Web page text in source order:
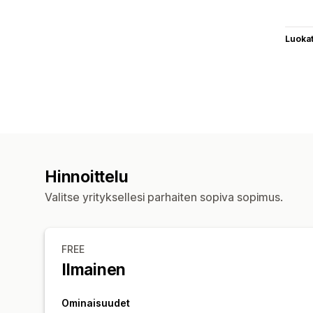
Luokat
Hinnoittelu
Valitse yrityksellesi parhaiten sopiva sopimus.
FREE
Ilmainen
Ominaisuudet